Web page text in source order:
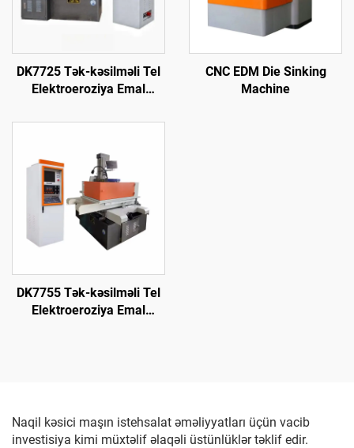
DK7725 Tək-kəsilməli Tel
Elektroeroziya Emal
CNC EDM Die Sinking
Machine
DK7755 Tək-kəsilməli Tel
Elektroeroziya Emal
Naqil kəsici maşın istehsalat əməliyyatları üçün vacib
investisiya kimi müxtəlif əlaqəli üstünlüklər təklif edir.